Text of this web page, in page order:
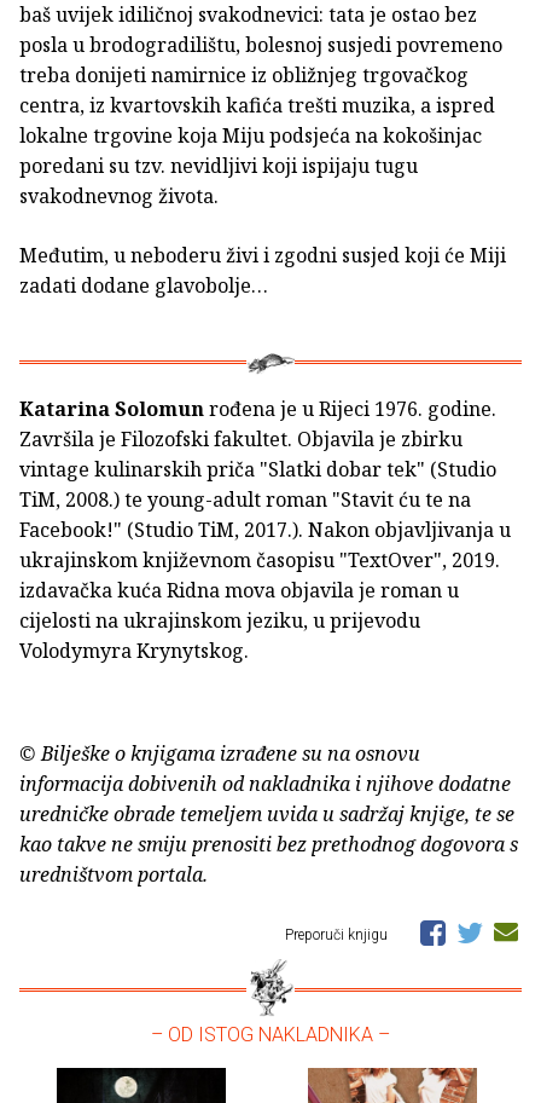
baš uvijek idiličnoj svakodnevici: tata je ostao bez
posla u brodogradilištu, bolesnoj susjedi povremeno
treba donijeti namirnice iz obližnjeg trgovačkog
centra, iz kvartovskih kafića trešti muzika, a ispred
lokalne trgovine koja Miju podsjeća na kokošinjac
poredani su tzv. nevidljivi koji ispijaju tugu
svakodnevnog života.
Međutim, u neboderu živi i zgodni susjed koji će Miji
zadati dodane glavobolje…
Katarina Solomunrođena je u Rijeci 1976. godine.
Završila je Filozofski fakultet. Objavila je zbirku
vintage kulinarskih priča "Slatki dobar tek" (Studio
TiM, 2008.) te young-adult roman "Stavit ću te na
Facebook!" (Studio TiM, 2017.). Nakon objavljivanja u
ukrajinskom književnom časopisu "TextOver", 2019.
izdavačka kuća Ridna mova objavila je roman u
cijelosti na ukrajinskom jeziku, u prijevodu
Volodymyra Krynytskog.
© Bilješke o knjigama izrađene su na osnovu
informacija dobivenih od nakladnika i njihove dodatne
uredničke obrade temeljem uvida u sadržaj knjige, te se
kao takve ne smiju prenositi bez prethodnog dogovora s
uredništvom portala.
Preporuči knjigu
– OD ISTOG NAKLADNIKA –